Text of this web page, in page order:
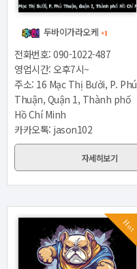
두바이가라오케 +1
전화번호: 090-1022-487
영업시간: 오후7시~
주소: 16 Mạc Thị Bưởi, P. Phú
Thuận, Quận 1, Thành phố
Hồ Chí Minh
카카오톡: jason102
자세히보기
Hot